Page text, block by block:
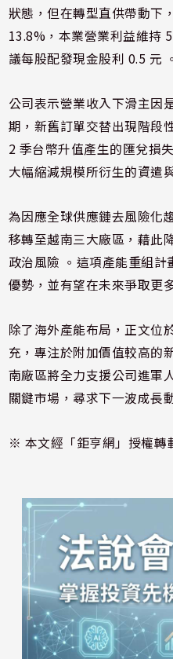
狀態，但在轉型直供帶動下
13.8%，本業營業利益維持
議每股配發現金股利 0.5 元 。
公司表示營業收入下滑主因
期，新舊訂單交替出現階段
2 季台幣升值產生的匯兌損
大幅縮減規模所衍生的資遣
為因應全球供應鏈去風險化
移轉至越南三大廠區，藉此
政治風險 。這項產能重組
優勢，並有望在未來爭取更
除了海外產能布局，正文位
充，專注於附加價值較高的
南廠區將全力支援公司進軍
關鍵市場，尋求下一波成長
※ 本文經「鉅亨網」授權轉